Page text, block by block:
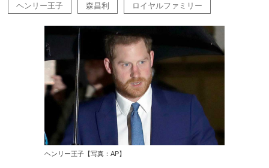
ヘンリー王子 森昌利 ロイヤルファミリー
ヘンリー王子【写真：AP】